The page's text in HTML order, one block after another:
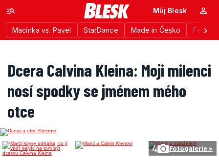
Macinka vs. Pavel StarDance Made in Česko
Můj Blesk
Dcera Calvina Kleina: Moji milenci
nosí spodky se jménem mého
otce
4 Fotogalerie >